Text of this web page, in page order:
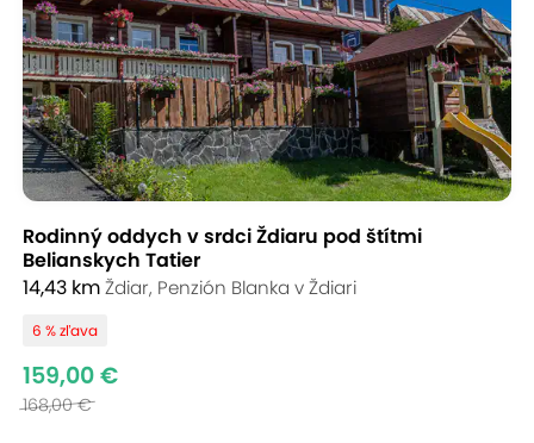
Rodinný oddych v srdci Ždiaru pod štítmi
Belianskych Tatier
14,43 kmŽdiar, Penzión Blanka v Ždiari
6 % zľava
159,00 €
168,00 €